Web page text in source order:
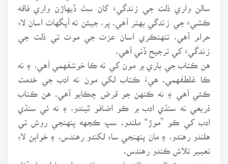
سالن واري ذلت جي زندگيءَ کان سٺ ڏيهاڙن واري فاقه
ڪشيءَ جي زندگي بهتر آهي. پر، جيئن ته آپگهات اسان لاءِ
حرام آهي، تنهنڪري اسان عزت جي موت تي ذلت جي
زندگيءَ کي ترجيح ڏني آهي.
هن ڪتاب جي باري ۾ مون کي نه ڪا خوشفهمي آهي، ۽ نه
ڪا غلطفهمي. هيءُ ڪتاب لکي مون نه ادب جي خدمت
ڪئي آهي ۽ نه ڪنهن جو قرض چڪايو آهي. هن ڪتاب
ذريعي نه سنڌي ادب ۾ ڪو اضافو ٿيندو، ۽ نه ئي سنڌي
ادب کي ڪو ”موڙ“ ملندو. سڀ ڪجهه پنهنجي روش تي
هلندو رهندو، ۽ مان پنهنجي ساءِ لکندو رهندس، ۽ خوابن لاءِ
تعبير تلاش ڪندو رهندس.
منهنجين ڪهاڻين ۾ اقتصادي ۽ معاشي علم جا اصول ڏنل